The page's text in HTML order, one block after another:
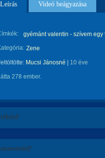
Leírás Videó beágyazása
gyémánt valentin - szívem
Zene
Mucsi Jánosné 10 éve
278 ember.